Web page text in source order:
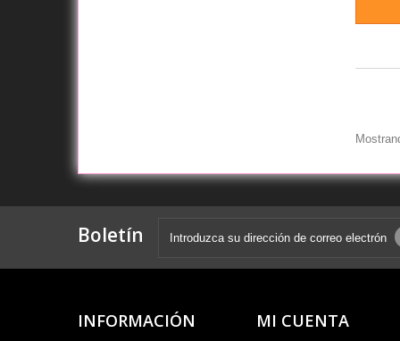
Boletín
INFORMACIÓN MI CUENTA